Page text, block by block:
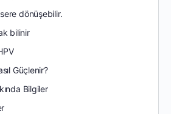
dönüşebilir.
bilinir
Güçlenir?
Bilgiler